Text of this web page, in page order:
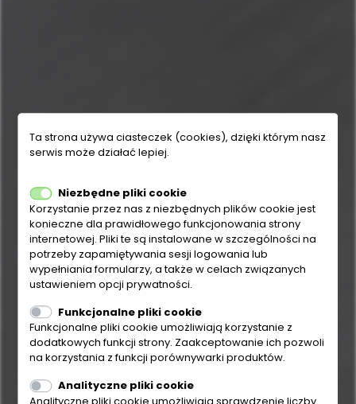
Ta strona używa ciasteczek (cookies), dzięki którym nasz
serwis może działać lepiej.
Niezbędne pliki cookie
Korzystanie przez nas z niezbędnych plików cookie jest
konieczne dla prawidłowego funkcjonowania strony
internetowej. Pliki te są instalowane w szczególności na
potrzeby zapamiętywania sesji logowania lub
wypełniania formularzy, a także w celach związanych
ustawieniem opcji prywatności.
Funkcjonalne pliki cookie
Funkcjonalne pliki cookie umożliwiają korzystanie z
dodatkowych funkcji strony. Zaakceptowanie ich pozwoli
na korzystania z funkcji porównywarki produktów.
Analityczne pliki cookie